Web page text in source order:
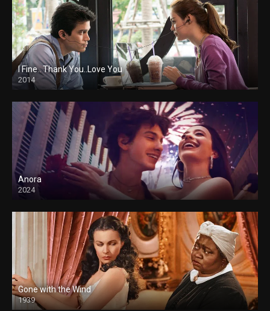
I Fine.. Thank You..Love You
2014
Anora
2024
Gone with the Wind
1939